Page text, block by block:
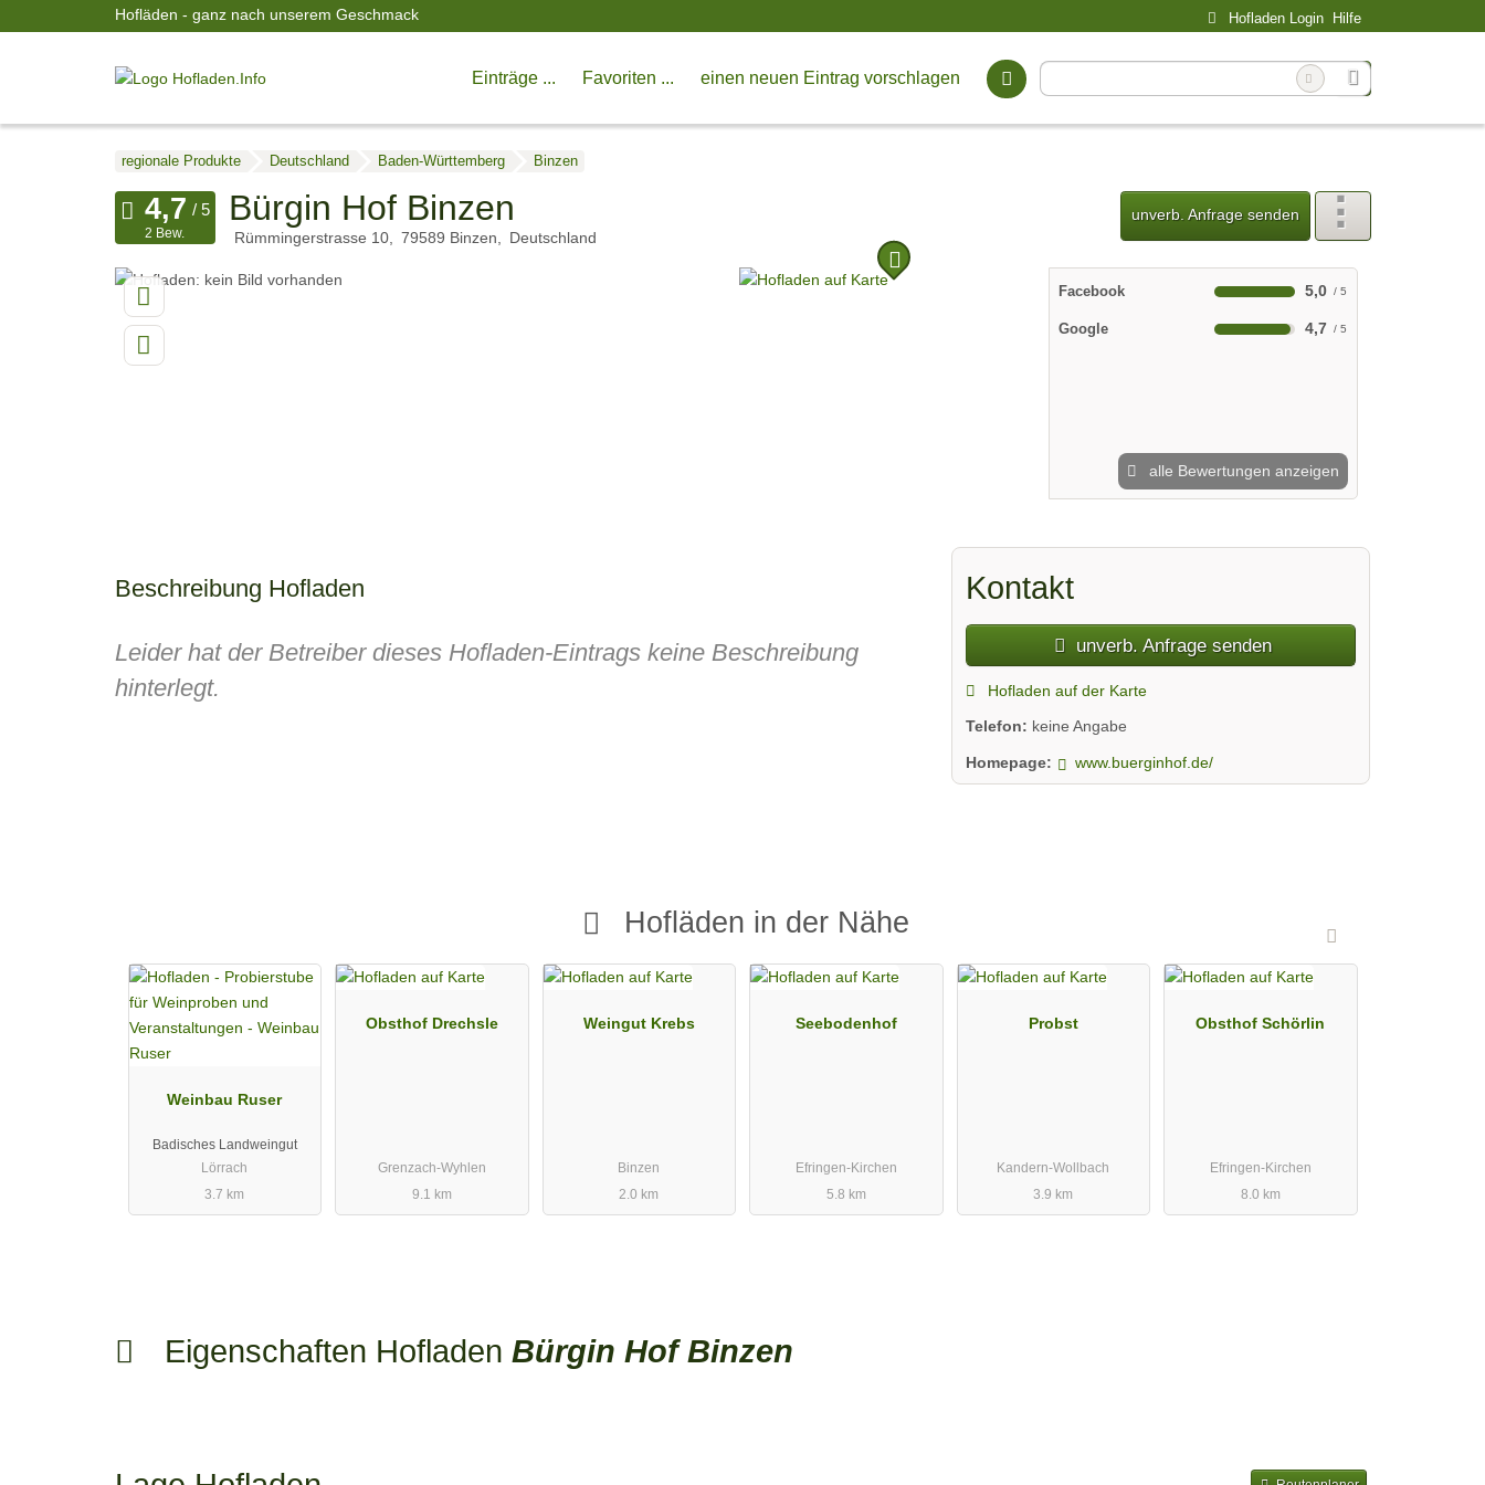
Hofläden - ganz nach unserem Geschmack Hofladen Login Hilfe
Einträge ... Favoriten ... einen neuen Eintrag vorschlagen
regionale Produkte Deutschland Baden-Württemberg Binzen
Bürgin Hof Binzen
Rümmingerstrasse 10 79589 Binzen Deutschland
unverb. Anfrage senden
2 Bew.
Facebook 5,0
Google 4,7
alle Bewertungen anzeigen
Beschreibung Hofladen
Leider hat der Betreiber dieses Hofladen-Eintrags keine Beschreibung
hinterlegt.
Kontakt
unverb. Anfrage senden
Hofladen auf der Karte
Telefon: keine Angabe
Homepage: www.buerginhof.de/
Hofläden in der Nähe
Weinbau Ruser
Badisches Landweingut
Lörrach
3.7 km
Obsthof Drechsle
Grenzach-Wyhlen
9.1 km
Weingut Krebs
Binzen
2.0 km
Seebodenhof
Efringen-Kirchen
5.8 km
Probst
Kandern-Wollbach
3.9 km
Obsthof Schörlin
Efringen-Kirchen
8.0 km
Eigenschaften Hofladen Bürgin Hof Binzen